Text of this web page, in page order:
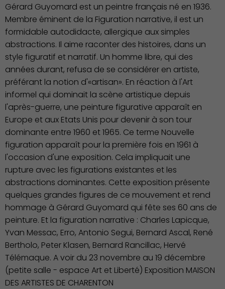
Gérard Guyomard est un peintre français né en 1936.
Membre éminent de la Figuration narrative, il est un
formidable autodidacte, allergique aux simples
abstractions. Il aime raconter des histoires, dans un
style figuratif et narratif. Un homme libre, qui des
années durant, refusa de se considérer en artiste,
préférant la notion d'«artisan». En réaction à l'Art
informel qui dominait la scène artistique depuis
l'après-guerre, une peinture figurative apparaît en
Europe et aux Etats Unis pour devenir à son tour
dominante entre 1960 et 1965. Ce terme Nouvelle
figuration apparaît pour la première fois en 1961 à
l'occasion d'une exposition. Cela impliquait une
rupture avec les figurations existantes et les
abstractions dominantes. Cette exposition présente
quelques grandes figures de ce mouvement et rend
hommage à Gérard Guyomard qui fête ses 60 ans de
peinture. Et la figuration narrative : Charles Lapicque,
Yvan Messac, Erro, Antonio Segui, Bernard Ascal, René
Bertholo, Peter Klasen, Bernard Rancillac, Hervé
Télémaque. A voir du 23 novembre au 19 décembre
(petite salle - espace Art et Liberté) Exposition MAISON
DES ARTISTES DE CHARENTON